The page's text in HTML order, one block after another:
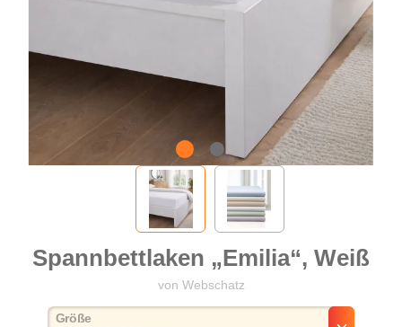
Spannbettlaken „Emilia“, Weiß
von Webschatz
Größeauswählen